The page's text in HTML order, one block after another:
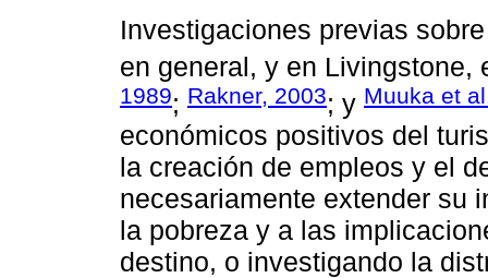
Investigaciones previas
en general, y en Livingstone,
1989; Rakner, 2003; y Muuka et
económicos positivos del
la creación de empleos y el
necesariamente extender su
la pobreza y a las
destino, o investigando la